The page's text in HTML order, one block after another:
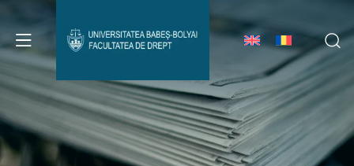
Avizier Studenți
Studii
Admitere